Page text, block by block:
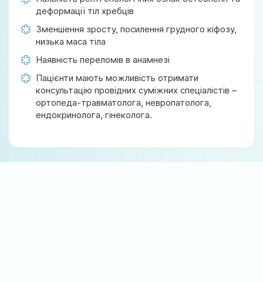
деформації тіл хребців
Зменшення зросту, посилення грудного кіфозу,
низька маса тіла
Наявність переломів в анамнезі
Пацієнти мають можливість отримати
консультацію провідних суміжних спеціалістів –
ортопеда-травматолога, невропатолога,
ендокринолога, гінеколога.